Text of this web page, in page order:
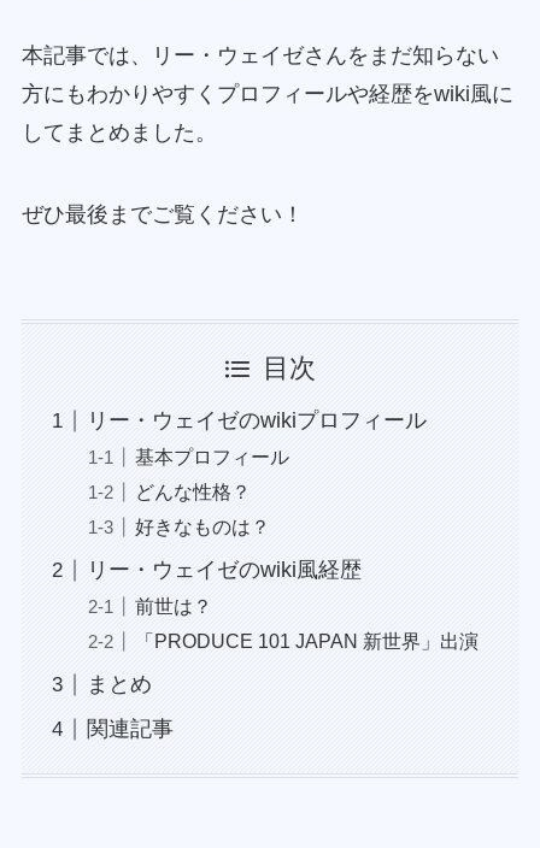
本記事では、リー・ウェイゼさんをまだ知らない
方にもわかりやすくプロフィールや経歴をwiki風に
してまとめました。
ぜひ最後までご覧ください！
目次
リー・ウェイゼのwikiプロフィール
基本プロフィール
どんな性格？
好きなものは？
リー・ウェイゼのwiki風経歴
前世は？
「PRODUCE 101 JAPAN 新世界」出演
まとめ
関連記事